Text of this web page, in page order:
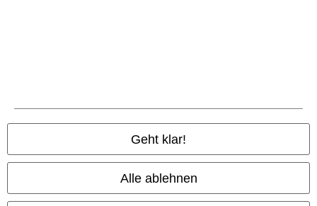
Geht klar!
Alle ablehnen
Cookie-Einstellungen
Vertrag widerrufen
Alle Preise inkl. gesetzlicher Mehrwertsteuer, zzgl.
© 1986-2026 E.M.P. Merchandising HGmbH